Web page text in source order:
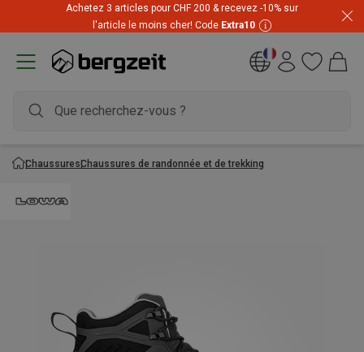
Achetez 3 articles pour CHF 200 & recevez -10% sur
l'article le moins cher! Code Extra10
ChaussuresChaussures de randonnée et de trekking